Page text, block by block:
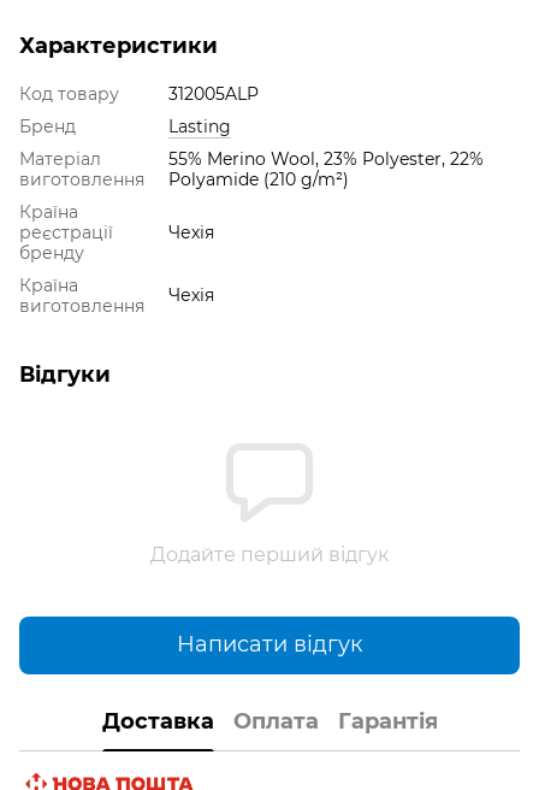
Характеристики
Код товару
312005ALP
Бренд
Lasting
Матеріал
виготовлення
55% Merino Wool, 23% Polyester, 22%
Polyamide (210 g/m²)
Країна
реєстрації
бренду
Чехія
Країна
виготовлення
Чехія
Відгуки
Додайте перший відгук
Написати відгук
Доставка Оплата Гарантія